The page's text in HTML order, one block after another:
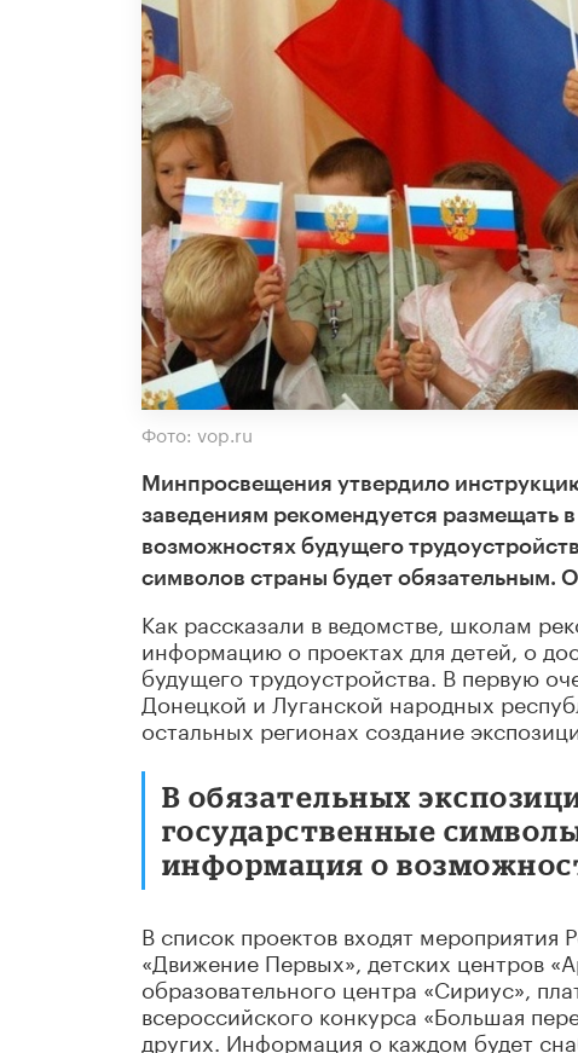
Фото: vop.ru
Минпросвещения утвердило
заведениям рекомендуется
возможностях будущего
символов страны будет обязательным.
Как рассказали в ведомстве, школам
информацию о проектах для детей, о
будущего трудоустройства. В первую
Донецкой и Луганской народных
остальных регионах создание
В обязательных
государственные
информация о
В список проектов входят
«Движение Первых», детских центров
образовательного центра «Сириус»,
всероссийского конкурса «Большая
других. Информация о каждом будет